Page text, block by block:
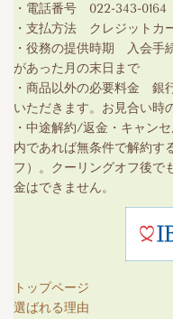
・電話番号 022-343-0164
・支払方法 クレジットカ
・役務の提供時期 入会手
があった月の末日まで
・商品以外の必要料金 銀
いただきます。お見合い時
・中途解約/返金・キャン
内であれば無条件で解約す
フ）。クーリングオフ後で
金はできません。
トップページ
選ばれる理由